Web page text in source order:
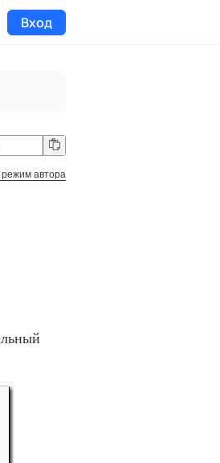
Вход
проекты
режим автора